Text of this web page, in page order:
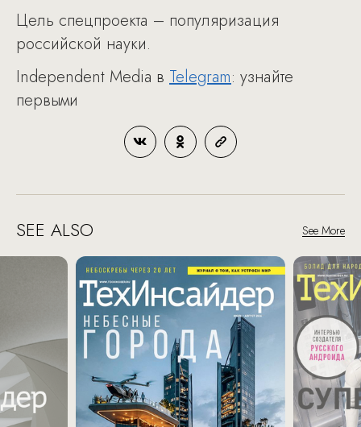
Цель спецпроекта – популяризация
российской науки.
Independent Media в Telegram: узнайте
первыми
SEE ALSO See More